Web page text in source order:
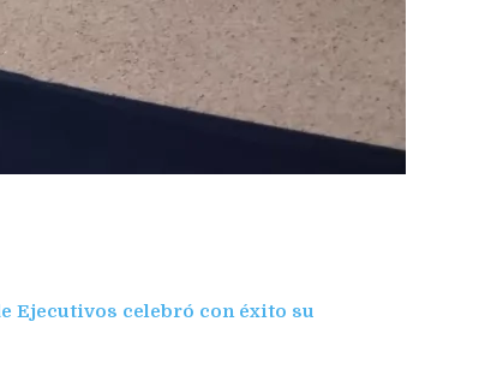
Ejecutivos celebró con éxito su